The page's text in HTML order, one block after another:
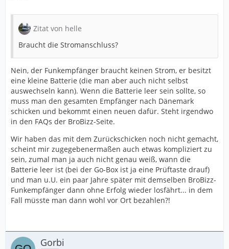
Zitat von helle
Braucht die Stromanschluss?
Nein, der Funkempfänger braucht keinen Strom, er besitzt
eine kleine Batterie (die man aber auch nicht selbst
auswechseln kann). Wenn die Batterie leer sein sollte, so
muss man den gesamten Empfänger nach Dänemark
schicken und bekommt einen neuen dafür. Steht irgendwo
in den FAQs der BroBizz-Seite.
Wir haben das mit dem Zurückschicken noch nicht gemacht,
scheint mir zugegebenermaßen auch etwas kompliziert zu
sein, zumal man ja auch nicht genau weiß, wann die
Batterie leer ist (bei der Go-Box ist ja eine Prüftaste drauf)
und man u.U. ein paar Jahre später mit demselben BroBizz-
Funkempfänger dann ohne Erfolg wieder losfährt... in dem
Fall müsste man dann wohl vor Ort bezahlen?!
Gorbi